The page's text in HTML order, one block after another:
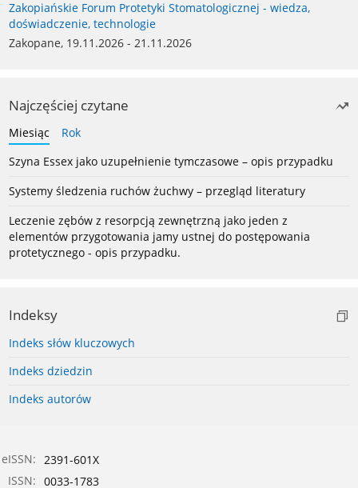
Zakopiańskie Forum Protetyki Stomatologicznej - wiedza,
doświadczenie, technologie
Zakopane, 19.11.2026 - 21.11.2026
Najczęściej czytane
Miesiąc
Rok
Szyna Essex jako uzupełnienie tymczasowe – opis przypadku
Systemy śledzenia ruchów żuchwy – przegląd literatury
Leczenie zębów z resorpcją zewnętrzną jako jeden z
elementów przygotowania jamy ustnej do postępowania
protetycznego - opis przypadku.
Indeksy
Indeks słów kluczowych
Indeks dziedzin
Indeks autorów
eISSN: 2391-601X
ISSN: 0033-1783